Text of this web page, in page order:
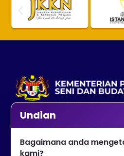
No. 2, Menara 1, Jalan
+603 8000 8000
Undian
Bagaimana anda
kami?